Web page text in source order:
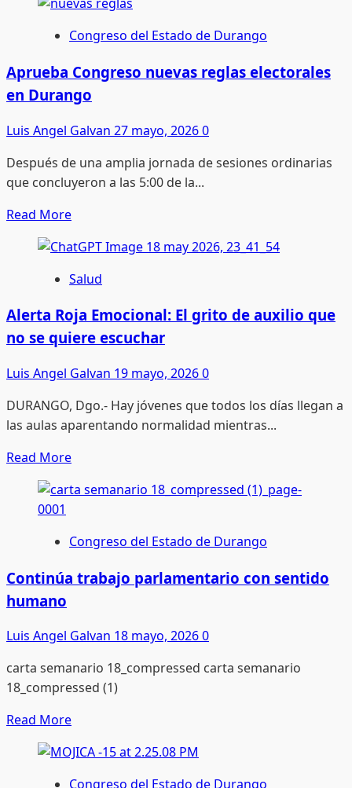
about
Entre
denuncias,
testimonios
y
vacíos
institucionales:
caso
de
N.
en
Congreso del Estado de Durango
Aprueba Congreso nuevas reglas electorales
en Durango
Luis Angel Galvan 27 mayo, 20260
Después de una amplia jornada de sesiones ordinarias
que concluyeron a las 5:00 de la...
Read MoreRead
about
Aprueba
nuevas
reglas
electorales
en
Salud
Alerta Roja Emocional: El grito de auxilio que
no se quiere escuchar
Luis Angel Galvan 19 mayo, 20260
DURANGO, Dgo.- Hay jóvenes que todos los días llegan a
las aulas aparentando normalidad mientras...
Read MoreRead
about
Roja
Emocional:
El
auxilio
no
se
escuchar
Congreso del Estado de Durango
Continúa trabajo parlamentario con sentido
humano
Luis Angel Galvan 18 mayo, 20260
carta semanario 18_compressed carta semanario
18_compressed (1)
Read MoreRead
about
Continúa
Congreso del Estado de Durango